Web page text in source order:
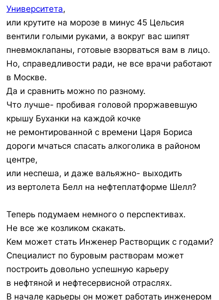
Университета,
или крутите на морозе в минус 45 Цельсия
вентили голыми руками, а вокруг вас шипят
пневмоклапаны, готовые взорваться вам в лицо.
Но, справедливости ради, не все врачи работают
в Москве.
Да и сравнить можно по разному.
Что лучше- пробивая головой проржавевшую
крышу Буханки на каждой кочке
не ремонтированной с времени Царя Бориса
дороги мчаться спасать алкоголика в районом
центре,
или неспеша, и даже вальяжно- выходить
из вертолета Белл на нефтеплатформе Шелл?
Теперь подумаем немного о перспективах.
Не все же козликом скакать.
Кем может стать Инженер Растворщик с годами?
Специалист по буровым растворам может
построить довольно успешную карьеру
в нефтяной и нефтесервисной отраслях.
В начале карьеры он может работать инженером